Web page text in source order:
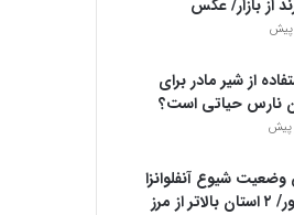
از بازار/ عکس
از شیر مادر برای
نارس حیاتی است؟
شیوع آنفلوانزا
در کشور/ ۲ استان بالاتر از مرز